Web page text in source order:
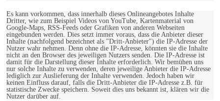
Es kann vorkommen, dass innerhalb dieses Onlineangebotes Inhalte
Dritter, wie zum Beispiel Videos von YouTube, Kartenmaterial von
Google-Maps, RSS-Feeds oder Grafiken von anderen Webseiten
eingebunden werden. Dies setzt immer voraus, dass die Anbieter dieser
Inhalte (nachfolgend bezeichnet als "Dritt-Anbieter") die IP-Adresse der
Nutzer wahr nehmen. Denn ohne die IP-Adresse, könnten sie die Inhalte
nicht an den Browser des jeweiligen Nutzers senden. Die IP-Adresse ist
damit für die Darstellung dieser Inhalte erforderlich. Wir bemühen uns
nur solche Inhalte zu verwenden, deren jeweilige Anbieter die IP-Adresse
lediglich zur Auslieferung der Inhalte verwenden. Jedoch haben wir
keinen Einfluss darauf, falls die Dritt-Anbieter die IP-Adresse z.B. für
statistische Zwecke speichern. Soweit dies uns bekannt ist, klären wir die
Nutzer darüber auf.